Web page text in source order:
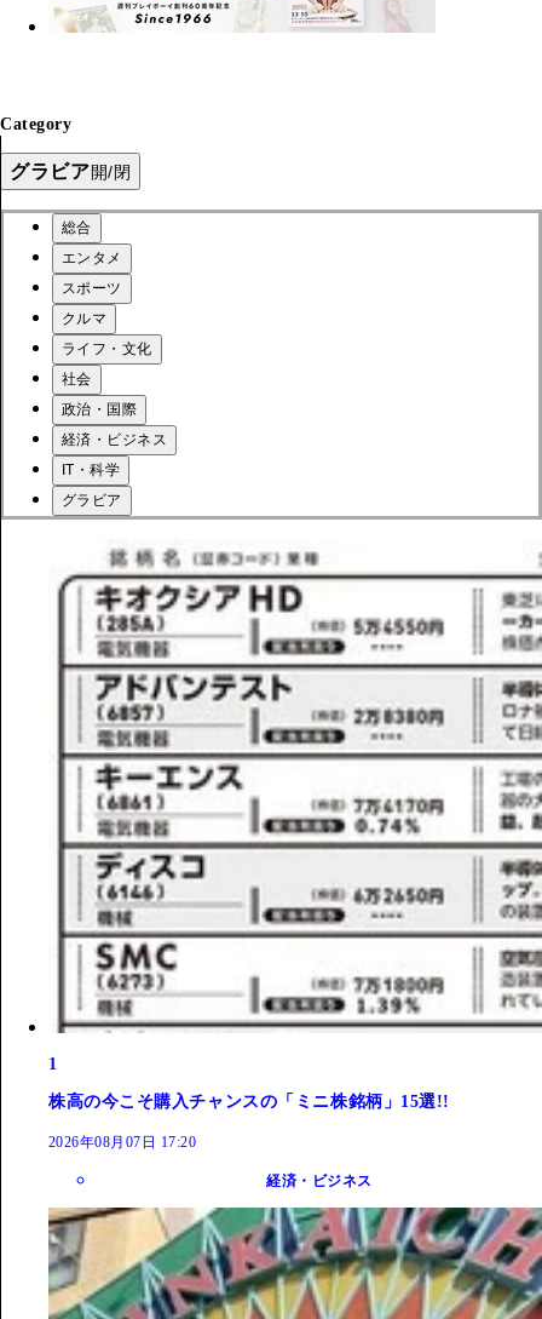
Category
グラビア開/閉
総合
エンタメ
スポーツ
クルマ
ライフ・文化
社会
政治・国際
経済・ビジネス
IT・科学
グラビア
1
株高の今こそ購入チャンスの「ミニ株銘柄」15選!!
2026年08月07日 17:20
経済・ビジネス